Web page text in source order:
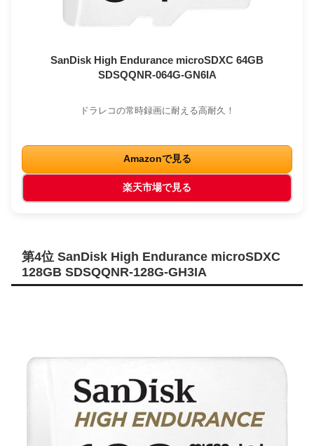
SanDisk High Endurance microSDXC 64GB
SDSQQNR-064G-GN6IA
ドラレコの常時録画に耐える高耐久！
Amazonで見る
楽天市場で見る
第4位 SanDisk High Endurance microSDXC
128GB SDSQQNR-128G-GH3IA